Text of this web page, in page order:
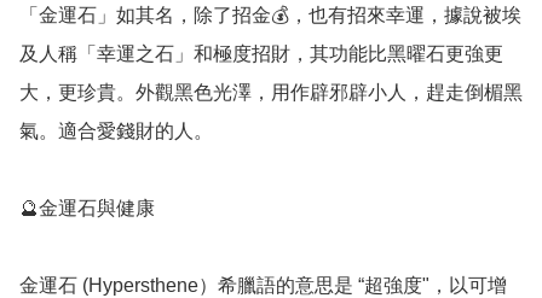
「金運石」如其名，除了招金💰，也有招來幸運，據說被埃
及人稱「幸運之石」和極度招財，其功能比黑曜石更強更
大，更珍貴。外觀黑色光澤，用作辟邪辟小人，趕走倒楣黑
氣。適合愛錢財的人。
🔮金運石與健康
金運石 (Hypersthene）希臘語的意思是 “超強度"，以可增